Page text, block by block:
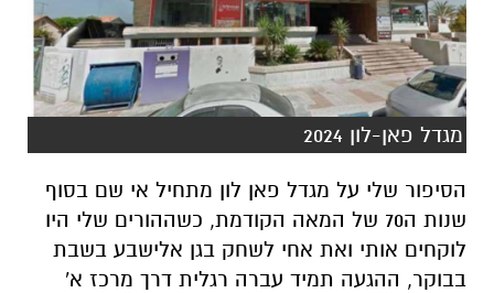
מגדל פאן-לון 2024
הסיפור שלי על מגדל פאן לון מתחיל אי שם בסוף
שנות ה70 של המאה הקודמת, כשההורים שלי היו
לוקחים אותי ואת אחי לשחק בגן אלישבע בשבת
בבוקר, ההגעה תמיד עברה רגלית דרך מרכז א'